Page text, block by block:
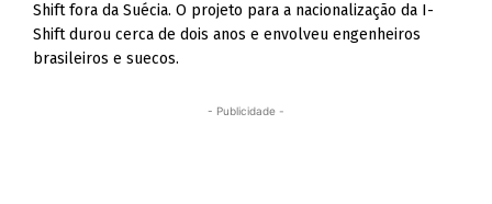
Shift fora da Suécia. O projeto para a nacionalização da I-
Shift durou cerca de dois anos e envolveu engenheiros
brasileiros e suecos.
- Publicidade -